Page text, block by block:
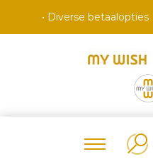
• Diverse betaalopties